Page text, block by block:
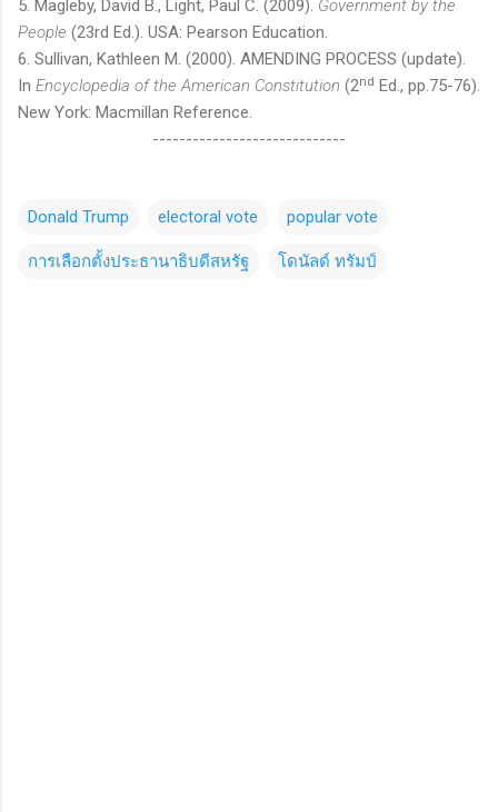
5. Magleby, David B., Light, Paul C. (2009). Government by the
People (23rd Ed.). USA: Pearson Education.
6. Sullivan, Kathleen M. (2000). AMENDING PROCESS (update).
In Encyclopedia of the American Constitution (2nd Ed., pp.75-76).
New York: Macmillan Reference.
-----------------------------
Donald Trump electoral vote popular vote
การเลือกตั้งประธานาธิบดีสหรัฐ โดนัลด์ ทรัมป์